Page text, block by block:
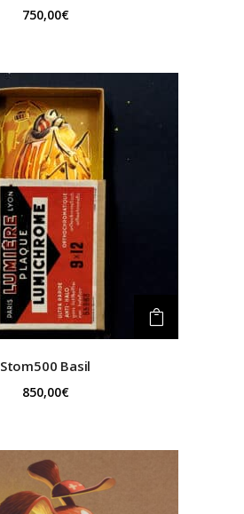
750,00€
Stom500 Basil
850,00€